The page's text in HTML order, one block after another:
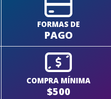
FORMAS DE
PAGO
COMPRA MÍNIMA
$500